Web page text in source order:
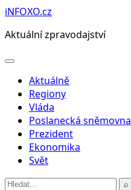
Přeskočit
obsah
iNFOXO.cz
Aktuální zpravodajství
Otevřít
Aktuálně
Regiony
Vláda
Poslanecká sněmovna
Prezident
Ekonomika
Svět
Hledat:
⌕